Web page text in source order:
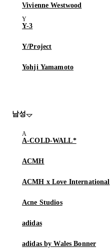
Vivienne Westwood
Y-3
Y/Project
Yohji Yamamoto
남성
A-COLD-WALL*
ACMH
ACMH x Love International
Acne Studios
adidas
adidas by Wales Bonner